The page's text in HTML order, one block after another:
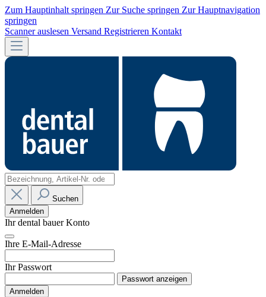
Zum Hauptinhalt springen Zur Suche springen Zur Hauptnavigation
springen
Scanner auslesen Versand Registrieren Kontakt
Suchen
Anmelden
Ihr dental bauer Konto
Ihre E-Mail-Adresse
Ihr Passwort
Passwort anzeigen
Anmelden